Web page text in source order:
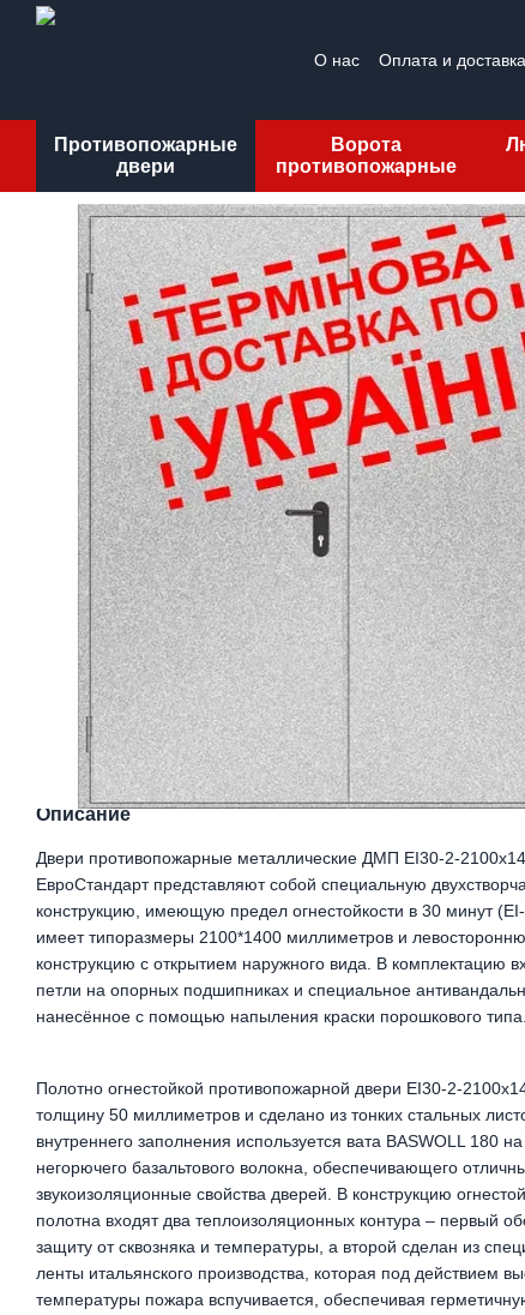
Перейти к основному контенту
О нас Оплата и доставка
Противопожарные
двери
Ворота
противопожарные
Описание
Двери противопожарные металлические ДМП ЕІ30-2-
ЕвроСтандарт представляют собой специальную
конструкцию, имеющую предел огнестойкости в 30 минут
имеет типоразмеры 2100*1400 миллиметров и
конструкцию с открытием наружного вида. В комплектацию
петли на опорных подшипниках и специальное
нанесённое с помощью напыления краски порошкового типа.
Полотно огнестойкой противопожарной двери ЕІ30-2-
толщину 50 миллиметров и сделано из тонких стальных
внутреннего заполнения используется вата BASWOLL 180
негорючего базальтового волокна, обеспечивающего
звукоизоляционные свойства дверей. В конструкцию
полотна входят два теплоизоляционных контура – первый
защиту от сквозняка и температуры, а второй сделан из
ленты итальянского производства, которая под действием
температуры пожара вспучивается, обеспечивая